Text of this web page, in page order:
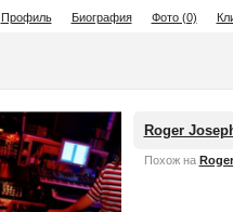
Профиль Биография Фото (0)
Roger
Похож на